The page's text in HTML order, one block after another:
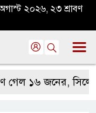
২০২৬, ২৩ শ্রাবণ
১৬ জনের, সিলেটে